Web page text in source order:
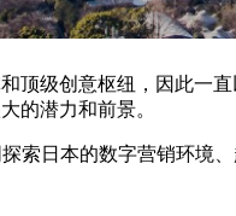
顶级创意枢纽，因此一
的潜力和前景。
索日本的数字营销环境